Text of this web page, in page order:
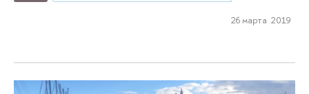
26 марта 2019